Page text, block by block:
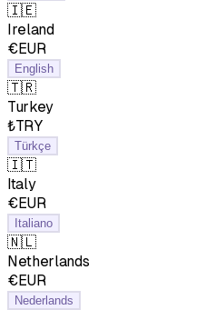
🇮🇪
Ireland
€EUR
English
🇹🇷
Turkey
₺TRY
Türkçe
🇮🇹
Italy
€EUR
Italiano
🇳🇱
Netherlands
€EUR
Nederlands